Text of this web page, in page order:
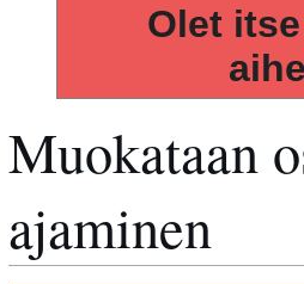
Olet
Muokataan
ajaminen